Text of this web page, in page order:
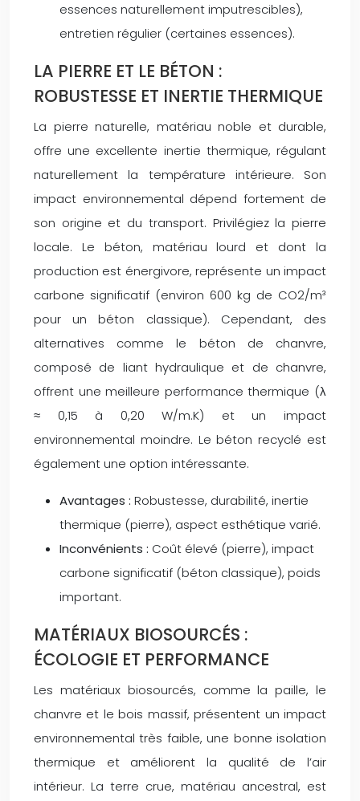
essences naturellement imputrescibles),
entretien régulier (certaines essences).
LA PIERRE ET LE BÉTON :
ROBUSTESSE ET INERTIE THERMIQUE
La pierre naturelle, matériau noble et durable,
offre une excellente inertie thermique, régulant
naturellement la température intérieure. Son
impact environnemental dépend fortement de
son origine et du transport. Privilégiez la pierre
locale. Le béton, matériau lourd et dont la
production est énergivore, représente un impact
carbone significatif (environ 600 kg de CO2/m³
pour un béton classique). Cependant, des
alternatives comme le béton de chanvre,
composé de liant hydraulique et de chanvre,
offrent une meilleure performance thermique (λ
≈ 0,15 à 0,20 W/m.K) et un impact
environnemental moindre. Le béton recyclé est
également une option intéressante.
Avantages : Robustesse, durabilité, inertie
thermique (pierre), aspect esthétique varié.
Inconvénients : Coût élevé (pierre), impact
carbone significatif (béton classique), poids
important.
MATÉRIAUX BIOSOURCÉS :
ÉCOLOGIE ET PERFORMANCE
Les matériaux biosourcés, comme la paille, le
chanvre et le bois massif, présentent un impact
environnemental très faible, une bonne isolation
thermique et améliorent la qualité de l’air
intérieur. La terre crue, matériau ancestral, est